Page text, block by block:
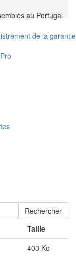
au Portugal
de la garantie
Rechercher
Taille
403 Ko